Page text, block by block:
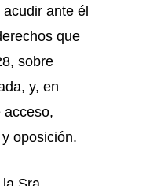
ante él
que
sobre
y, en
acceso,
oposición.